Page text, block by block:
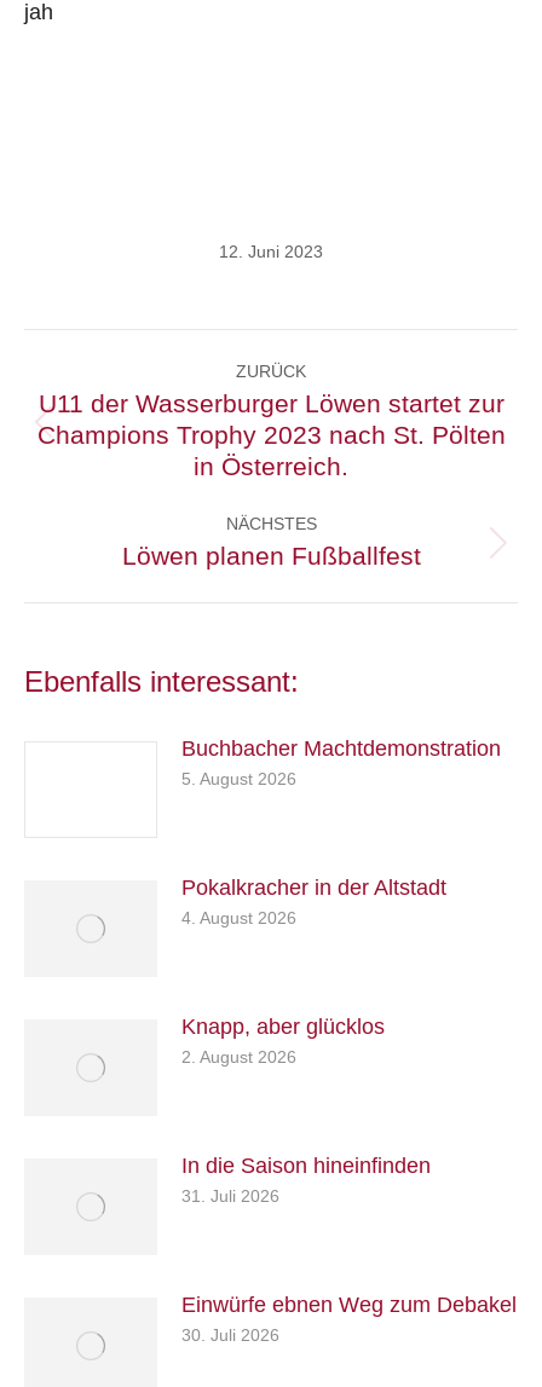
jah
12. Juni 2023
ZURÜCK
Vorheriger
Beitrag:
U11 der Wasserburger Löwen startet zur
Champions Trophy 2023 nach St. Pölten
in Österreich.
NÄCHSTES
Nächster
Löwen planen Fußballfest
Ebenfalls interessant:
Buchbacher Machtdemonstration
5. August 2026
Pokalkracher in der Altstadt
4. August 2026
Knapp, aber glücklos
2. August 2026
In die Saison hineinfinden
31. Juli 2026
Einwürfe ebnen Weg zum Debakel
30. Juli 2026